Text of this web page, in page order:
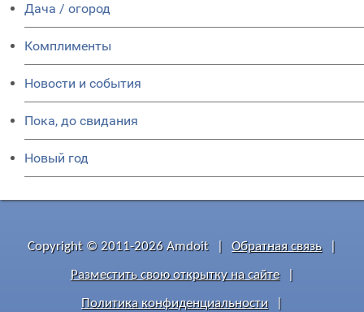
Дача / огород
Комплименты
Новости и события
Пока, до свидания
Новый год
Copyright © 2011-2026 Amdoit Обратная связь
Разместить свою открытку на сайте
Политика конфиденциальности